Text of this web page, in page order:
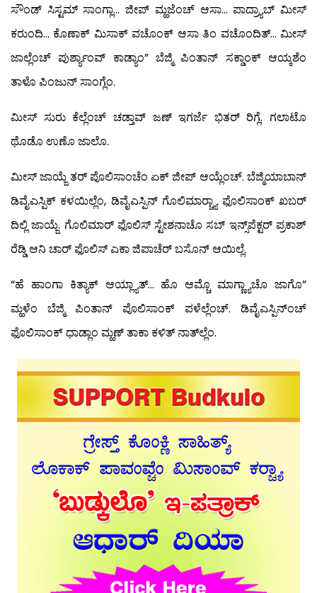
ಸೌಂಡ್ ಸಿಸ್ಟಮ್ ಸಾಂಗ್ಲಾ… ಜೀಪ್ ಮ್ಹಜೆಂಚ್ ಆಸಾ… ಪಾದ್ರ್ಯಾಬ್ ಮೀಸ್
ಕರುಂದಿ… ಕೊಣಾಕ್ ಮಿಸಾಕ್ ವಚೊಂಕ್ ಆಸಾ ತಿಂ ವಚೊಂದಿತ್… ಮೀಸ್
ಜಾಲ್ಲೆಂಚ್ ಪುರ್ಶ್ಯಾಂವ್ ಕಾಡ್ಯಾಂ” ಬೆಜ್ಮಿ ಪಿಂತಾನ್ ಸಕ್ಡಾಂಕ್ ಆಯ್ಕಶೆಂ
ತಾಳೊ ಪಿಂಜುನ್ ಸಾಂಗ್ಲೆಂ.
ಮೀಸ್ ಸುರು ಕೆಲ್ಲೆಂಚ್ ಚಡ್ತಾವ್ ಜಣ್ ಇಗರ್ಜೆ ಭಿತರ್ ರಿಗ್ಲೆ. ಗಲಾಟೊ
ಥೊಡೊ ಉಣೊ ಜಾಲೊ.
ಮೀಸ್ ಜಾಯ್ಜೆ ತರ್ ಪೊಲಿಸಾಂಚೆಂ ಏಕ್ ಜೀಪ್ ಆಯ್ಲೆಂಚ್. ಬೆಜ್ಮಿಯಾಬಾನ್
ಡಿವೈಎಸ್ಪಿಕ್ ಕಳಯಿಲ್ಲೆಂ, ಡಿವೈಎಸ್ಪಿನ್ ಗೊಲಿಮಾರ್‍ಚ್ಯಾ ಫೊಲಿಸಾಂಕ್ ಖಬರ್
ದಿಲ್ಲಿ ಜಾಯ್ಜೆ. ಗೊಲಿಮಾರ್ ಫೊಲಿಸ್ ಸ್ಟೇಶನಾಚೊ ಸಬ್‍ ಇನ್ಸ್‌ಪೆಕ್ಟರ್ ಪ್ರಕಾಶ್
ರೆಡ್ಡಿ ಆನಿ ಚಾರ್ ಫೊಲಿಸ್ ಎಕಾ ಜಿಪಾಚೆರ್ ಬಸೊನ್ ಆಯಿಲ್ಲೆ.
“ಹೆ ಹಾಂಗಾ ಕಿತ್ಯಾಕ್ ಆಯ್ಲ್ಯಾತ್… ಹೊ ಆಮ್ಚೊ ಮಾಗ್ಣ್ಯಾಚೊ ಜಾಗೊ”
ಮ್ಹಳೆಂ ಬೆಜ್ಮಿ ಪಿಂತಾನ್ ಪೊಲಿಸಾಂಕ್ ಪಳೆಲ್ಲೆಂಚ್. ಡಿವೈಎಸ್ಪಿನ್‍ಂಚ್
ಫೊಲಿಸಾಂಕ್ ಧಾಡ್ಲಾಂ ಮ್ಹಣ್ ತಾಕಾ ಕಳಿತ್ ನಾತ್‍ಲ್ಲೆಂ.